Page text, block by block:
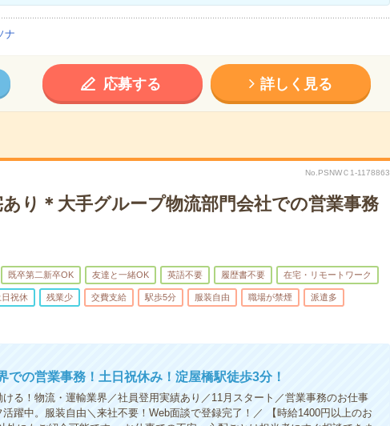
ナ
応募する 詳しく見る
No.PSNWＣ1-1178863
り＊大手グループ物流部門会社での営業事務
既卒第二新卒OK 友達と一緒OK 英語不要 履歴書不要 在宅・リモートワーク
日祝休 残業少 交費支給 駅歩5分 服装自由 職場が禁煙 派遣多
での営業事務！土日祝休み！淀屋橋駅徒歩3分！
ける！物流・運輸業界／社員登用実績あり／11月スタート／営業事務のお仕事
躍中。服装自由＼来社不要！Web面談で登録完了！／ 【時給1400円以上のお